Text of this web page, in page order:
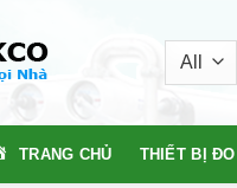
TRANG CHỦ THIẾT BỊ ĐO